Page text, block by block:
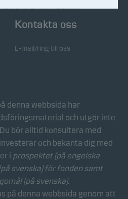
Kontakta oss
E-mail/ring till oss
denna webbsida har
och utgör inte
bör alltid konsultera med
och bekanta dig med
i prospektet (på engelska
svenska) för fonden samt
(på svenska).
på denna webbsida genom att
grundläggande
och tillgång till säkra
hur sidorna visas.
för att spåra beteendet
i aggregerad form.
oss att mäta och optimera